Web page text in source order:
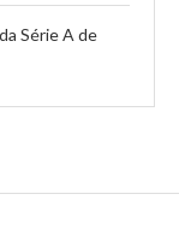
Série A de